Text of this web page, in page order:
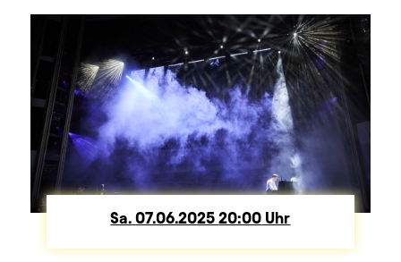
Sa. Samstag
07.06.202520:00 Uhr